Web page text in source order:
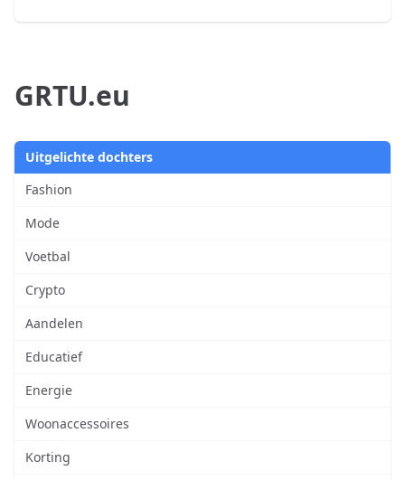
GRTU.eu
Uitgelichte dochters
Fashion
Mode
Voetbal
Crypto
Aandelen
Educatief
Energie
Woonaccessoires
Korting